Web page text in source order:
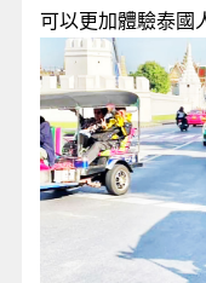
可以更加體驗泰國